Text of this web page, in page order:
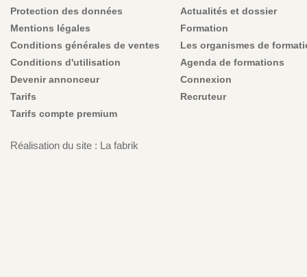
Protection des données
Mentions légales
Conditions générales de ventes
Conditions d'utilisation
Devenir annonceur
Tarifs
Tarifs compte premium
Actualités et dossier
Formation
Les organismes de
Agenda de formations
Connexion
Recruteur
Réalisation du site : La fabrik